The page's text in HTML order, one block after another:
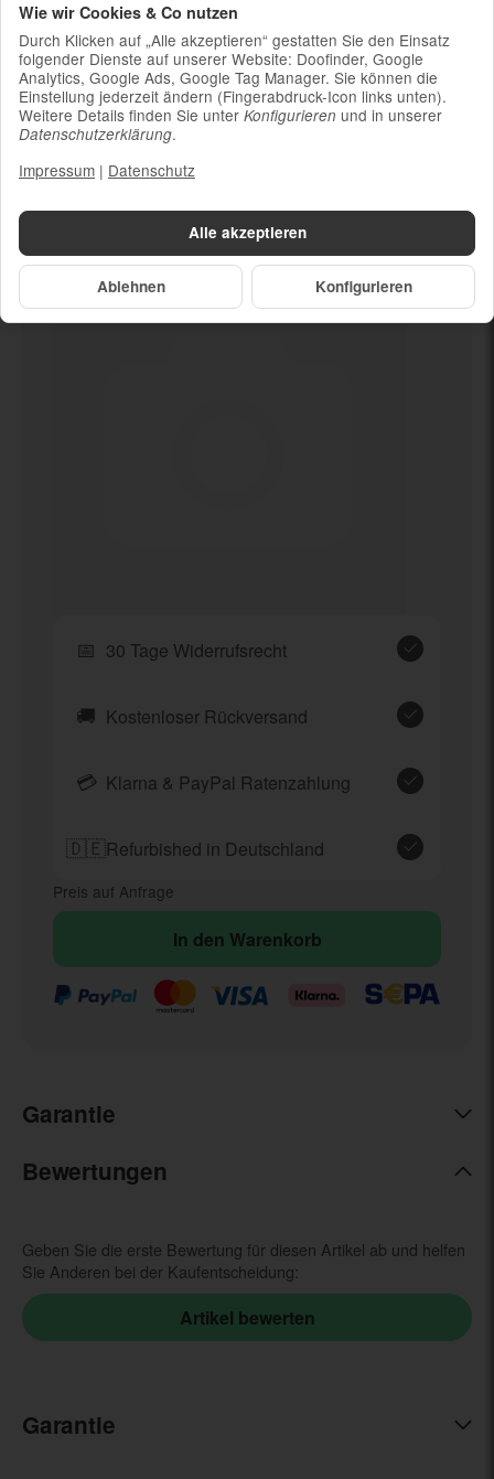
Ladekabel (ohne Ladestecker)
Um die Nachhaltigkeit zu unterstützen und
weil die meisten neueren Smartphones
kabelloses Laden ermöglichen, ist kein
Ladestecker im Lieferumfang enthalten
Ja (mind. 84%)
📅 30 Tage Widerrufsrecht
🚚 Kostenloser Rückversand
💳 Klarna & PayPal Ratenzahlung
🇩🇪Refurbished in Deutschland
Preis auf Anfrage
In den Warenkorb
Garantie
Bewertungen
Geben Sie die erste Bewertung für diesen Artikel ab und helfen
Sie Anderen bei der Kaufentscheidung:
Garantie
Alle akzeptieren
Ablehnen Konfigurieren
Wie wir Cookies & Co nutzen
Durch Klicken auf „Alle akzeptieren“ gestatten Sie den Einsatz
folgender Dienste auf unserer Website: Doofinder, Google
Analytics, Google Ads, Google Tag Manager. Sie können die
Einstellung jederzeit ändern (Fingerabdruck-Icon links unten).
Weitere Details finden Sie unter Konfigurieren und in unserer
Datenschutzerklärung.
Impressum | Datenschutz